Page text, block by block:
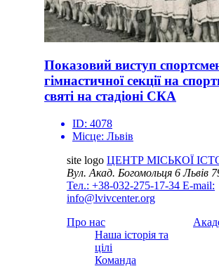
Показовий виступ
гімнастичної секції на
святі на стадіоні СКА
ID: 4078
Місце: Львів
site logo ЦЕНТР МІСЬКОЇ
Вул. Акад. Богомольця 6Львів
Тел.: +38-032-275-17-34 E-mail:
info@lvivcenter.org
Про нас
Наша історія та
цілі
Команда